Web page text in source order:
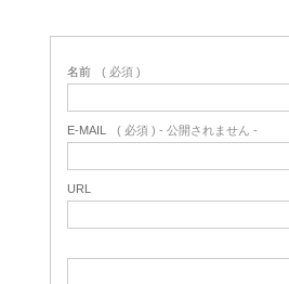
名前 ( 必須 )
E-MAIL ( 必須 ) - 公開されません -
URL